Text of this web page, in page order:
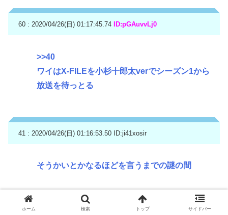
60 : 2020/04/26(日) 01:17:45.74 ID:pGAuvvLj0
>>40
ワイはX-FILEを小杉十郎太verでシーズン1から
放送を待っとる
41 : 2020/04/26(日) 01:16:53.50 ID:ji41xosir
そうかいとかなるほどを言うまでの謎の間
42 : 2020/04/26(日) 01:16:55.42 ID:ddqUg5Ix0
ホーム 検索 トップ サイドバー